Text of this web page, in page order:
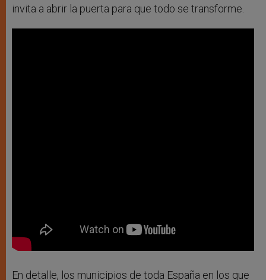
invita a abrir la puerta para que todo se transforme.
En detalle, los municipios de toda España en los que